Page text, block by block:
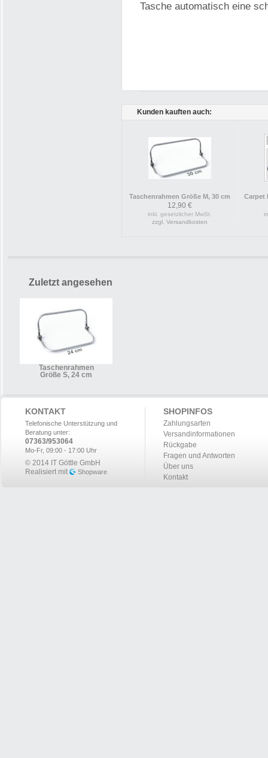
Tasche automatisch eine
Kunden kauften auch:
Taschenrahmen Größe M, 30 cm
12,90 €
inkl. gesetzlicher MwSt.
zzgl. Versandkosten
Carpet
Zuletzt angesehen
Taschenrahmen
Größe S, 24 cm
KONTAKT
Telefonische Unterstützung und
Beratung unter:
07363/953064
Mo-Fr, 09:00 - 17:00 Uhr
© 2014 IT Göttle GmbH
Realisiert mit
Shopware
SHOPINFOS
Zahlungsarten
Versandinformationen
Rückgabe
Fragen und Antworten
Über uns
Kontakt